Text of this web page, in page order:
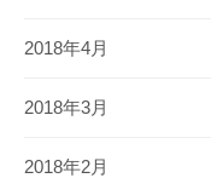
2018年4月
2018年3月
2018年2月